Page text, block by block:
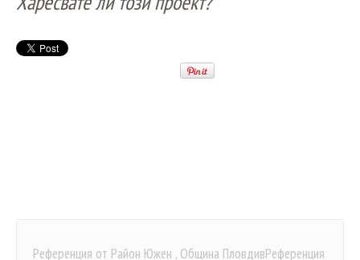
Референция от Район Южен , Община ПловдивРеференция